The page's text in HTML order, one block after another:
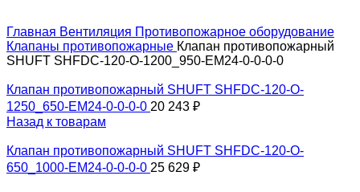
Главная Вентиляция Противопожарное оборудование
Клапаны противопожарные Клапан противопожарный
SHUFT SHFDC-120-O-1200_950-EM24-0-0-0-0
Клапан противопожарный SHUFT SHFDC-120-O-
1250_650-EM24-0-0-0-0 20 243 ₽
Назад к товарам
Клапан противопожарный SHUFT SHFDC-120-O-
650_1000-EM24-0-0-0-0 25 629 ₽